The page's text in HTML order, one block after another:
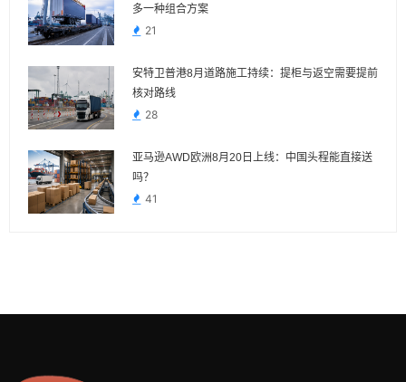
多一种组合方案
21
安特卫普港8月道路施工持续：提柜与返空需要提前
核对路线
28
亚马逊AWD欧洲8月20日上线：中国头程能直接送
吗？
41